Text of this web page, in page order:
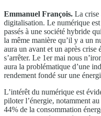
Emmanuel François. La crise
digitalisation. Le numérique
passés à une société hybride
la même manière qu’il y a un
aura un avant et un après crise
s’arrêter. Le 1er mai nous
aura la problématique d’une
rendement fondé sur une
L’intérêt du numérique est
piloter l’énergie, notamment
44% de la consommation